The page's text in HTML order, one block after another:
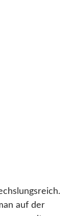
auf der